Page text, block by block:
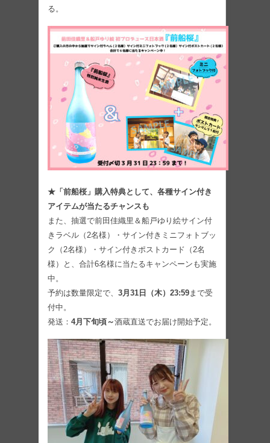
る。
★「前船桜」購入特典として、各種サイン付き
アイテムが当たるチャンスも
また、抽選で前田佳織里＆船戸ゆり絵サイン付
きラベル（2名様）・サイン付きミニフォトブッ
ク（2名様）・サイン付きポストカード（2名
様）と、合計6名様に当たるキャンペーンも実施
中。
予約は数量限定で、 3月31日（木）23:59まで受
付中。
発送： 4月下旬頃～酒蔵直送でお届け開始予定。